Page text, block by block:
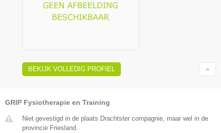
BEKIJK VOLLEDIG PROFIEL
GRIP Fysiotherapie en Training
Niet gevestigd in de plaats Drachtster compagnie, maar wel in de
provincie Friesland.